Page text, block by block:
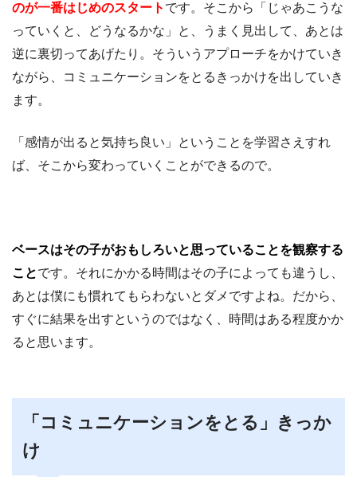
のが一番はじめのスタート です。そこから「じゃあこうな
っていくと、どうなるかな」と、うまく見出して、あとは
逆に裏切ってあげたり。そういうアプローチをかけていき
ながら、コミュニケーションをとるきっかけを出していき
ます。
「感情が出ると気持ち良い」ということを学習さえすれ
ば、そこから変わっていくことができるので。
ベースはその子がおもしろいと思っていることを観察する
ことです。それにかかる時間はその子によっても違うし、
あとは僕にも慣れてもらわないとダメですよね。だから、
すぐに結果を出すというのではなく、時間はある程度かか
ると思います。
「コミュニケーションをとる」きっか
け